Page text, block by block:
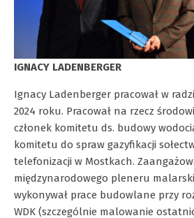
IGNACY LADENBERGER
Ignacy Ladenberger pracował w
2024 roku. Pracował na rzecz
członek komitetu ds. budowy
komitetu do spraw gazyfikacji
telefonizacji w Mostkach.
międzynarodowego pleneru
wykonywał prace budowlane przy
WDK (szczególnie malowanie